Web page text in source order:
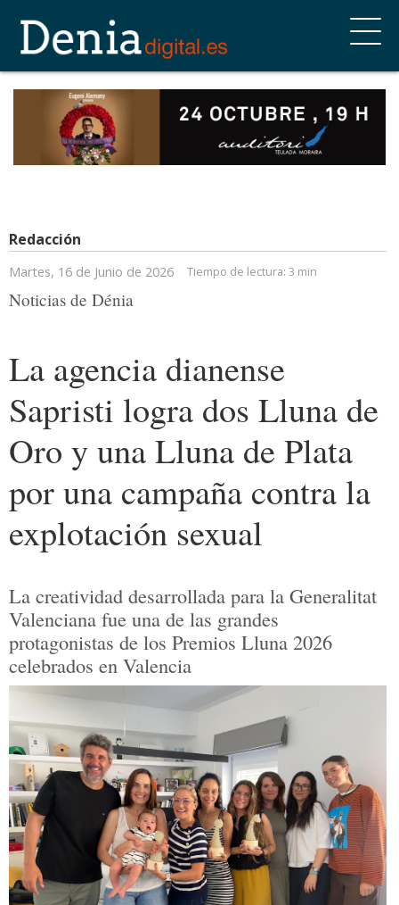
Redacción
Martes, 16 de Junio de 2026 Tiempo de lectura: 3 min
Noticias de Dénia
La agencia dianense
Sapristi logra dos Lluna de
Oro y una Lluna de Plata
por una campaña contra la
explotación sexual
La creatividad desarrollada para la Generalitat
Valenciana fue una de las grandes
protagonistas de los Premios Lluna 2026
celebrados en Valencia